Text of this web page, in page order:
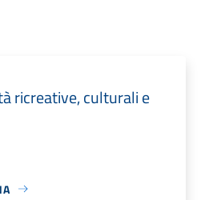
ricreative, culturali e